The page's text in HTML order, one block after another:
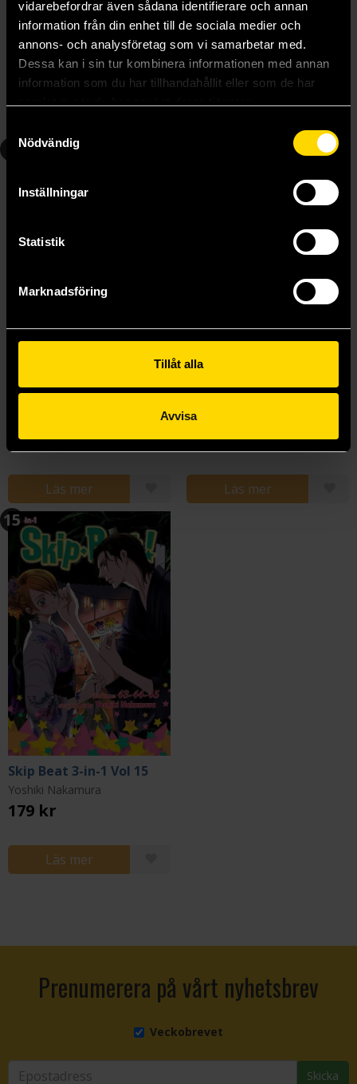
vidarebefordrar även sådana identifierare och annan
information från din enhet till de sociala medier och
annons- och analysföretag som vi samarbetar med.
Dessa kan i sin tur kombinera informationen med annan
information som du har tillhandahållit eller som de har
Nödvändig
Inställningar
Statistik
Marknadsföring
Tillåt alla
Avvisa
Skip Beat 3-in-1 Vol 5
Yoshiki Nakamura
219 kr
Skip Beat 3-in-1 Vol 6
Yoshiki Nakamura
219 kr
Skip Beat 3-in-1 Vol 8
229 kr
Läs mer
Yoshiki Nakamura
179 kr
Läs mer
15
Skip Beat 3-in-1 Vol 15
Yoshiki Nakamura
179 kr
Läs mer
Prenumerera på vårt nyhetsbrev
Veckobrevet
Skicka